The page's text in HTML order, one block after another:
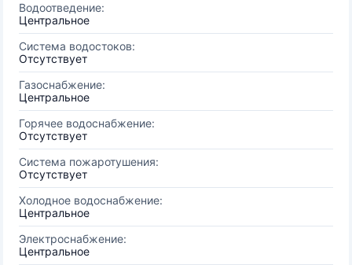
Водоотведение:
Центральное
Система водостоков:
Отсутствует
Газоснабжение:
Центральное
Горячее водоснабжение:
Отсутствует
Система пожаротушения:
Отсутствует
Холодное водоснабжение:
Центральное
Электроснабжение:
Центральное